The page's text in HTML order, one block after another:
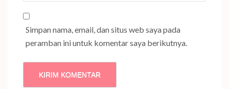
Simpan nama, email, dan situs web saya pada
peramban ini untuk komentar saya berikutnya.